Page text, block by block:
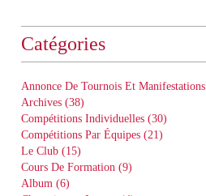
Catégories
Annonce De Tournois Et Manifestations
Archives (38)
Compétitions Individuelles (30)
Compétitions Par Équipes (21)
Le Club (15)
Cours De Formation (9)
Album (6)